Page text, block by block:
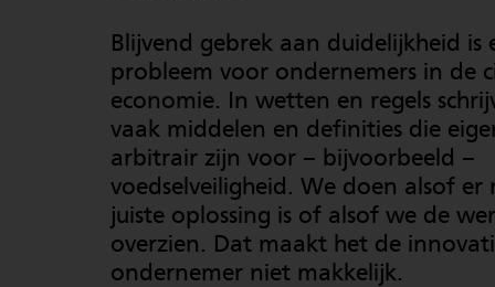
Blijvend gebrek aan duidelijkheid is
probleem voor ondernemers in de
economie. In wetten en regels
vaak middelen en definities die
arbitrair zijn voor – bijvoorbeeld –
voedselveiligheid. We doen alsof er
juiste oplossing is of alsof we de
overzien. Dat maakt het de
ondernemer niet makkelijk.